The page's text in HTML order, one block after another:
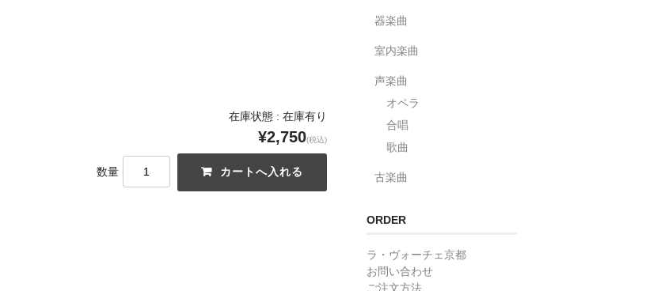
在庫状態 : 在庫有り
¥2,750(税込)
数量
器楽曲
室内楽曲
声楽曲
オペラ
合唱
歌曲
古楽曲
ORDER
ラ・ヴォーチェ京都
お問い合わせ
ご注文方法